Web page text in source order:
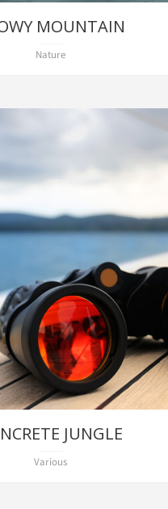
MOUNTAIN
Nature
JUNGLE
Various